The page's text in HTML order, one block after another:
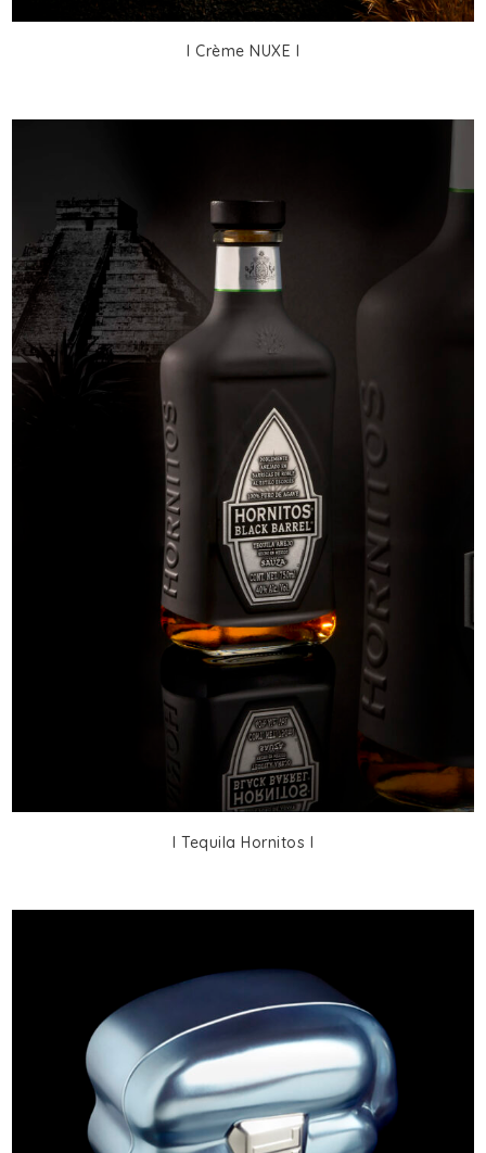
I Crème NUXE I
I Tequila Hornitos I